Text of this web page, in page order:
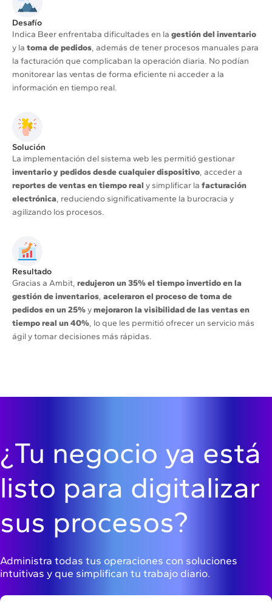
Desafío
Indica Beer enfrentaba dificultades en la gestión del inventario
y la toma de pedidos, además de tener procesos manuales para
la facturación que complicaban la operación diaria. No podían
monitorear las ventas de forma eficiente ni acceder a la
información en tiempo real.
Solución
La implementación del sistema web les permitió gestionar
inventario y pedidos desde cualquier dispositivo, acceder a
reportes de ventas en tiempo real y simplificar la facturación
electrónica, reduciendo significativamente la burocracia y
agilizando los procesos.
Resultado
Gracias a Ambit, redujeron un 35% el tiempo invertido en la
gestión de inventarios, aceleraron el proceso de toma de
pedidos en un 25%ymejoraron la visibilidad de las ventas en
tiempo real un 40%, lo que les permitió ofrecer un servicio más
ágil y tomar decisiones más rápidas.
¿Tu negocio ya está
listo para digitalizar
sus procesos?
Administra todas tus operaciones con soluciones
intuitivas y que simplifican tu trabajo diario.